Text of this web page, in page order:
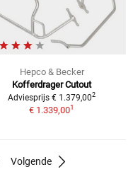
Hepco & Becker
Kofferdrager Cutout
Adviesprijs € 1.379,002
€ 1.339,001
Volgende